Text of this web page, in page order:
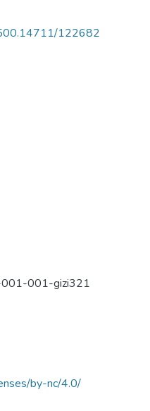
122682
001-gizi321
by-nc/4.0/